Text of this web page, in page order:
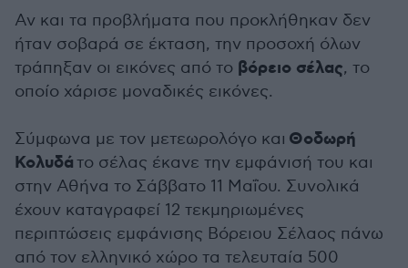
Αν και τα προβλήματα που προκλήθηκαν δεν
ήταν σοβαρά σε έκταση, την προσοχή όλων
τράπηξαν οι εικόνες από το βόρειο σέλας, το
οποίο χάρισε μοναδικές εικόνες.
Σύμφωνα με τον μετεωρολόγο και Θοδωρή
Κολυδάτο σέλας έκανε την εμφάνισή του και
στην Αθήνα το Σάββατο 11 Μαΐου. Συνολικά
έχουν καταγραφεί 12 τεκμηριωμένες
περιπτώσεις εμφάνισης Βόρειου Σέλαος πάνω
από τον ελληνικό χώρο τα τελευταία 500